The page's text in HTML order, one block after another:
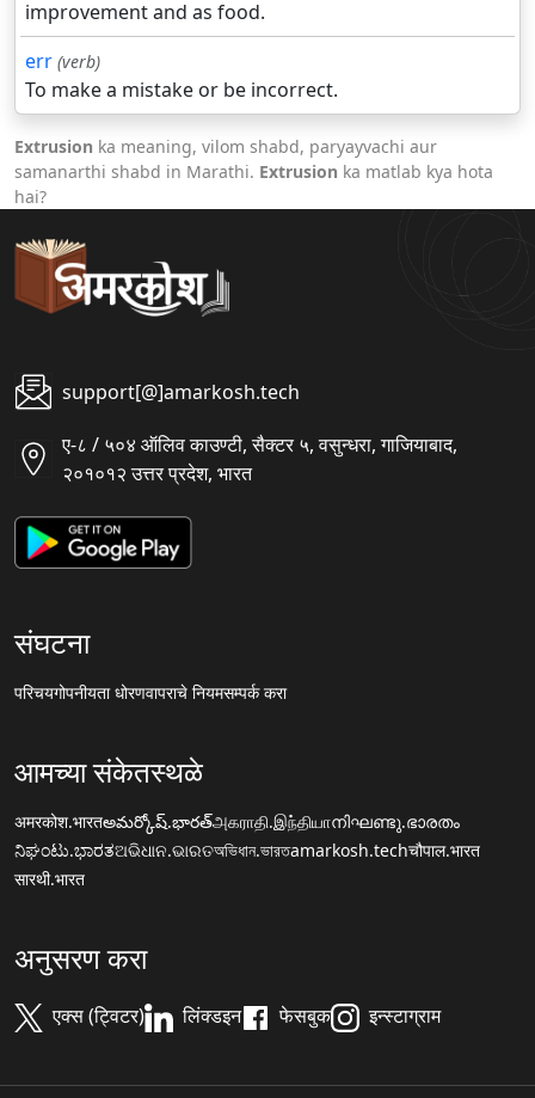
improvement and as food.
err (verb)
To make a mistake or be incorrect.
Extrusion ka meaning, vilom shabd, paryayvachi aur
samanarthi shabd in Marathi. Extrusion ka matlab kya hota
hai?
support[@]amarkosh.tech
ए-८ / ५०४ ऑलिव काउण्टी, सैक्टर ५, वसुन्धरा, गाजियाबाद,
२०१०१२ उत्तर प्रदेश, भारत
संघटना
परिचयगोपनीयता धोरणवापराचे नियमसम्पर्क करा
आमच्या संकेतस्थळे
अमरकोश.भारतఅమర్కోష్.భారత్அகராதி.இந்தியாനിഘണ്ടു.ഭാരതം
ನಿಘಂಟು.ಭಾರತଅଭିଧାନ.ଭାରତঅভিধান.ভারতamarkosh.techचौपाल.भारत
सारथी.भारत
अनुसरण करा
एक्स (ट्विटर) लिंक्डइन फेसबुक इन्स्टाग्राम